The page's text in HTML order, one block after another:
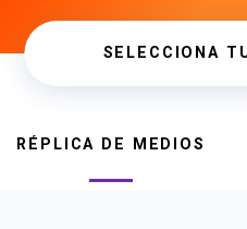
RÉPLICA DE MEDIOS